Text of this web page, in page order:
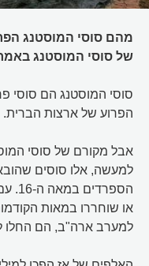
מהם סוסי המוסטנג
של סוסי המוסטנג
סוסי המוסטנג הם סוסי
הפרוע של ארצות הברית.
אבל מקורם של סוסי
למעשה, אלו סוסים
או שוחררו במאות
למערב ארה"ב, הם החלו